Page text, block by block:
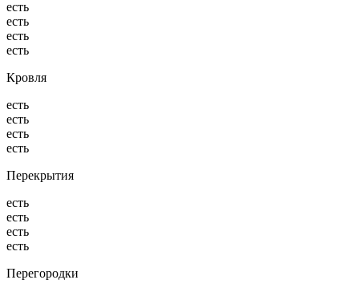
есть
есть
есть
есть
Кровля
есть
есть
есть
есть
Перекрытия
есть
есть
есть
есть
Перегородки